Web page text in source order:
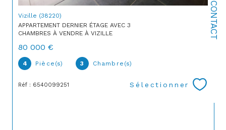
CONTACT
Vizille (38220)
APPARTEMENT DERNIER ÉTAGE AVEC 3
CHAMBRES À VENDRE À VIZILLE
80 000 €
4 Pièce(s) 3 Chambre(s)
Réf : 6540099251 Sélectionner